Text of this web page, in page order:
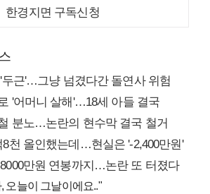
한경지면 구독신청
두근'…그냥 넘겼다간 돌연사 위험
'어머니 살해'…18세 아들 결국
분노…논란의 현수막 결국 철거
8천 올인했는데…현실은 '-2,400만원'
만원 연봉까지…논란 또 터졌다
오늘이 그날이에요.."